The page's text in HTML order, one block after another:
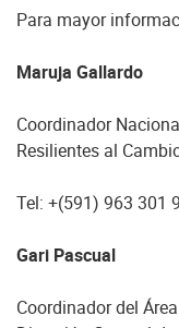
Para mayor
Maruja Gallardo
Coordinador
Resilientes al
Tel: +(591) 963 301
Gari Pascual
Coordinador del